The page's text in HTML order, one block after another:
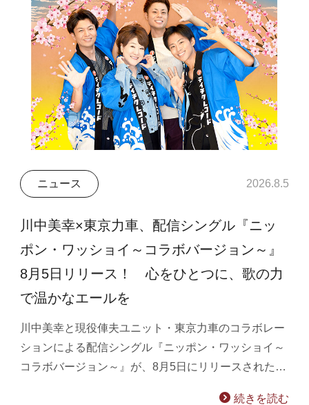
ニュース 2026.8.5
川中美幸×東京力車、配信シングル『ニッ
ポン・ワッショイ～コラボバージョン～』
8月5日リリース！ 心をひとつに、歌の力
で温かなエールを
川中美幸と現役俥夫ユニット・東京力車のコラボレー
ションによる配信シングル『ニッポン・ワッショイ～
コラボバージョン～』が、8月5日にリリースされた…
続きを読む